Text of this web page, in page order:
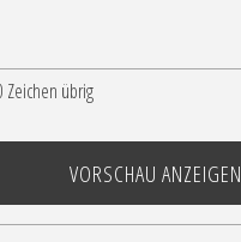
Zeichen übrig
VORSCHAU ANZEIGEN